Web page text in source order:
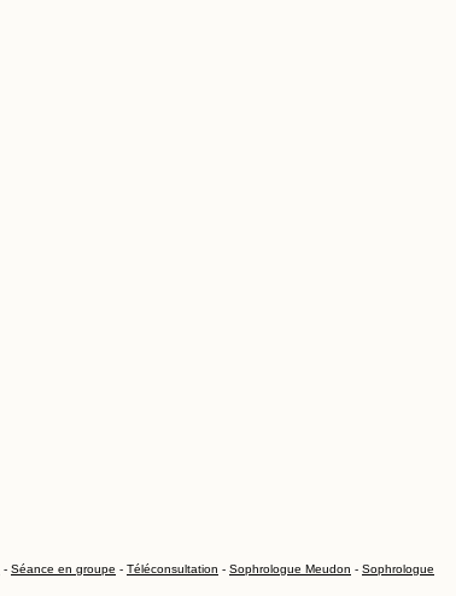
- Séance en groupe - Téléconsultation - Sophrologue Meudon - Sophrologue